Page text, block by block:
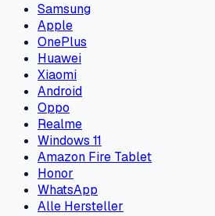
Samsung
Apple
OnePlus
Huawei
Xiaomi
Android
Oppo
Realme
Windows 11
Amazon Fire Tablet
Honor
WhatsApp
Alle Hersteller